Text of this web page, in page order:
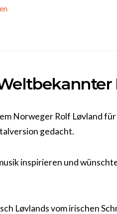
Norweger Rolf Løvland
gedacht.
inspirieren und
Løvlands vom irischen